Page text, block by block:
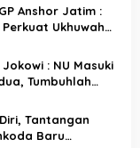
Anshor Jatim :
Ukhuwah
Pasca Pemilu
: NU Masuki
Tumbuhlah
Zaman
Tantangan
Baru